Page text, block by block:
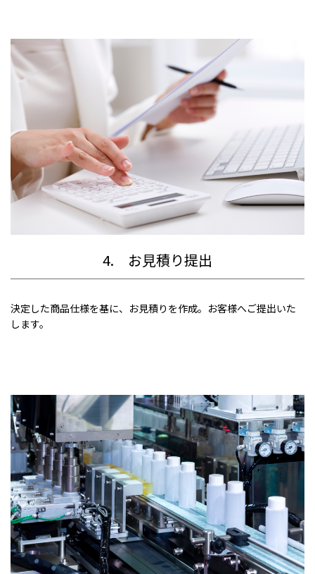
4. お見積り提出
決定した商品仕様を基に、お見積りを作成。お客様へご提出いた
します。